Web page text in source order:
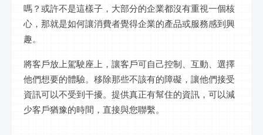
嗎？或許不是這樣子，大部分的企業都沒有重視一個核
心，那就是如何讓消費者覺得企業的產品或服務感到興
趣。
將客戶放上駕駛座上，讓客戶可自己控制、互動、選擇
他們想要的體驗。移除那些不該有的障礙，讓他們接受
資訊可以不受到干擾。提供真正有幫住的資訊，可以減
少客戶猶豫的時間，直接與您聯繫。